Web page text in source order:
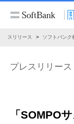
レスリリース ソフトバンク
プレスリリー
「SOMPO